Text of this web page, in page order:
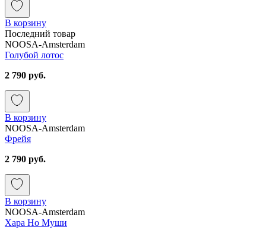
В корзину
Последний товар
NOOSA-Amsterdam
Голубой лотос
2 790 руб.
В корзину
NOOSA-Amsterdam
Фрейя
2 790 руб.
В корзину
NOOSA-Amsterdam
Хара Но Муши